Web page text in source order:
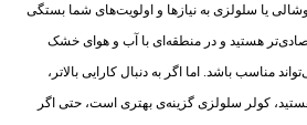
یا سلولزی به نیازها و اولویت‌های شما بستگی
هستید و در منطقه‌ای با آب و هوای خشک
مناسب باشد. اما اگر به دنبال کارایی بالاتر،
کولر سلولزی گزینه‌ی بهتری است، حتی اگر